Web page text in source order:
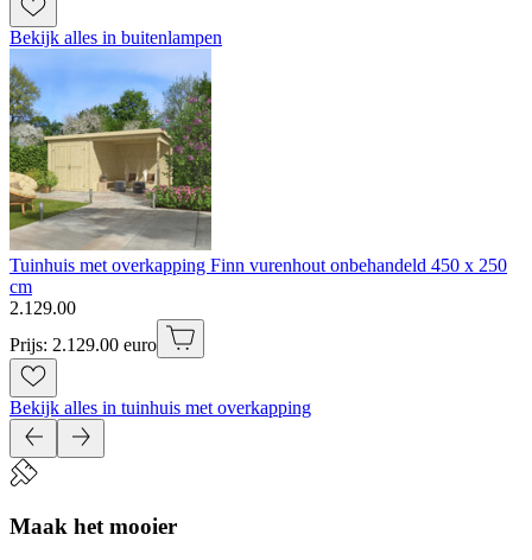
Bekijk alles in buitenlampen
Tuinhuis met overkapping Finn vurenhout onbehandeld 450 x 250
cm
2.129.00
Prijs: 2.129.00 euro
Bekijk alles in tuinhuis met overkapping
Maak het mooier